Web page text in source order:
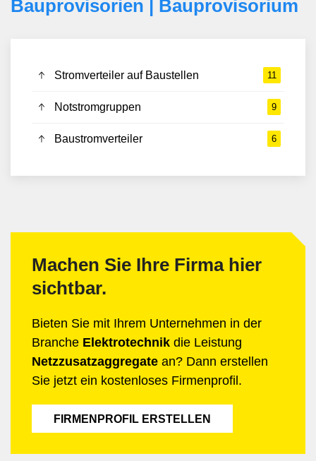
Bauprovisorien | Bauprovisorium
Stromverteiler auf Baustellen 11
Notstromgruppen 9
Baustromverteiler 6
Machen Sie Ihre Firma hier
sichtbar.
Bieten Sie mit Ihrem Unternehmen in der
Branche Elektrotechnik die Leistung
Netzzusatzaggregate an? Dann erstellen
Sie jetzt ein kostenloses Firmenprofil.
FIRMENPROFIL ERSTELLEN